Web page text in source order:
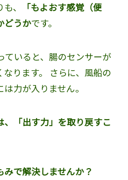
、
「もよおす感覚（便
どうかです。
ていると、腸のセンサーが
ります。 さらに、風船の
力が入りません。
、「出す力」を取り戻すこ
で解決しませんか？